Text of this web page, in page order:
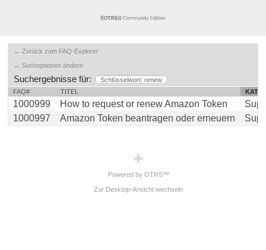
← Zurück zum FAQ-Explorer
← Suchoptionen ändern
Suchergebnisse für:
Schlüsselwort: renew
FAQ#
TITEL
1000999 How to request or renew Amazon Token
1000997
Amazon Token beantragen oder erneuern
Powered by OTRS™
Zur Desktop-Ansicht wechseln